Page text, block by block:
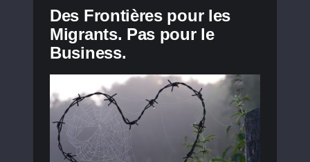
Des Frontières pour les
Migrants. Pas pour le
Business.